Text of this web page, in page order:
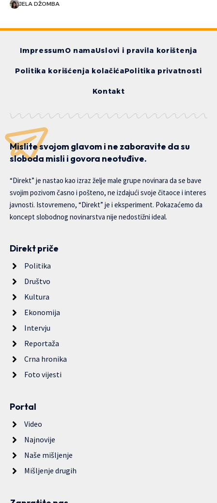
JELA DŽOMBA
ImpressumO namaUslovi i pravila korištenja
Politika korišćenja kolačićaPolitika privatnosti
Kontakt
Mislite svojom glavom i ne zaboravite da su
sloboda misli i govora neotuđive.
“Direkt” je nastao kao izraz želje male grupe novinara da se bave
svojim pozivom časno i pošteno, ne izdajući svoje čitaoce i interes
javnosti. Istovremeno, “Direkt” je i eksperiment. Pokazaćemo da
koncept slobodnog novinarstva nije nedostižni ideal.
Direkt priče
Politika
Društvo
Kultura
Ekonomija
Intervju
Reportaža
Crna hronika
Foto vijesti
Portal
Video
Najnovije
Naše mišljenje
Mišljenje drugih